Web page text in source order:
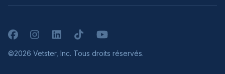
FacebookInstagramLinkedInTikTokYouTube
©2026 Vetster, Inc. Tous droits réservés.